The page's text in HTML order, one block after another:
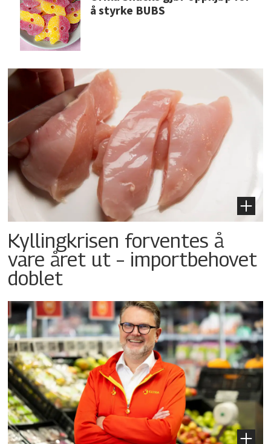
å styrke BUBS
Kyllingkrisen forventes å
vare året ut – importbehovet
doblet